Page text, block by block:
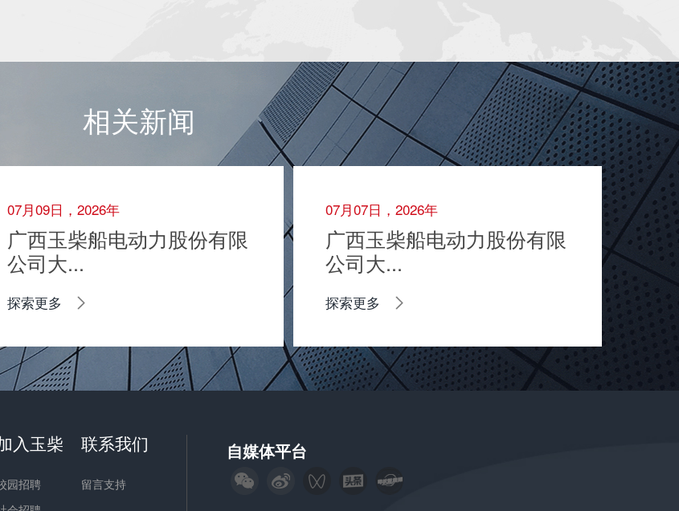
相关新闻
07月09日，2026年
广西玉柴船电动力股份有限
公司大...
探索更多
07月07日，2026年
广西玉柴船电动力股份有限
公司大...
探索更多
入玉柴
园招聘
联系我们
留言支持
自媒体平台